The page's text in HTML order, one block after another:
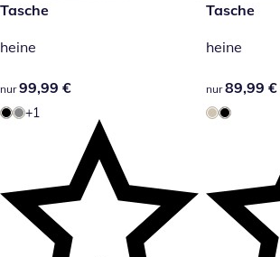
99,99 €
Tasche
heine
99,99 €
nur 99,99 €
+1
89,99 €
Tasche
heine
89,99 €
nur 89,99 €